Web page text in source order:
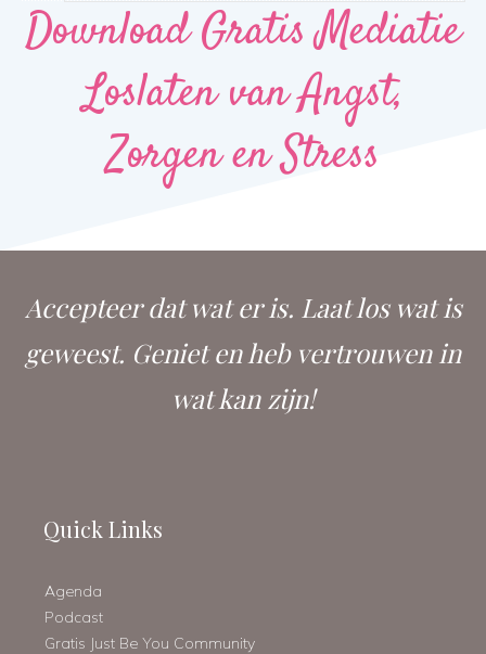
Download Gratis Mediatie
Loslaten van Angst,
Zorgen en Stress
Accepteer dat wat er is. Laat los wat is
geweest. Geniet en heb vertrouwen in
wat kan zijn!
Quick Links
Agenda
Podcast
Gratis Just Be You Community